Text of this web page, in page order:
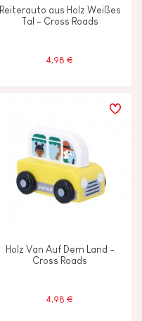
Reiterauto aus Holz Weißes
Tal - Cross Roads
4,98 €
Holz Van Auf Dem Land -
Cross Roads
4,98 €